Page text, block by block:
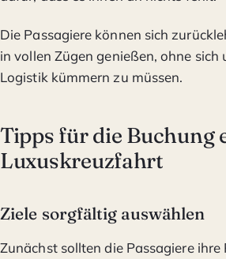
Die Passagiere können sich
in vollen Zügen genießen, ohne
Logistik kümmern zu müssen.
Tipps für die Buchung
Luxuskreuzfahrt
Ziele sorgfältig auswählen
Zunächst sollten die Passagiere